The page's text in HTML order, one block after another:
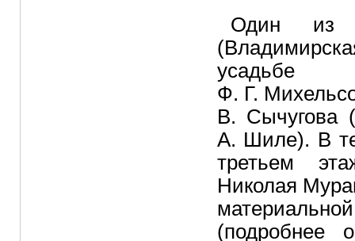
Один из
усадьбе
Ф. Г.
B. Сычугова
А. Шиле). В
третьем
Николая
(подробнее